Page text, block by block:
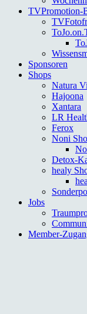
TVPromotion-
Sponsoren
Shops
Natura
Hajoona
Xantara
LR
Ferox
Noni
Detox-
healy
Jobs
Member-